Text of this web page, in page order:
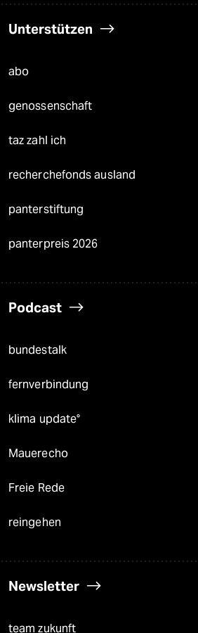
Unterstützen
abo
genossenschaft
taz zahl ich
recherchefonds ausland
panterstiftung
panterpreis 2026
Podcast
bundestalk
fernverbindung
klima update°
Mauerecho
Freie Rede
reingehen
Newsletter
team zukunft